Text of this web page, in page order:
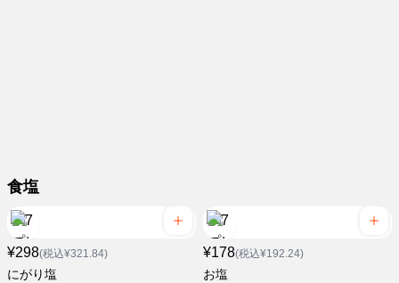
食塩
¥298(税込¥321.84)
にがり塩
¥178(税込¥192.24)
お塩